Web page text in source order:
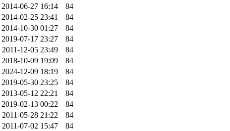
2014-06-27 16:14
84
2014-02-25 23:41
84
2014-10-30 01:27
84
2019-07-17 23:27
84
2011-12-05 23:49
84
2018-10-09 19:09
84
2024-12-09 18:19
84
2019-05-30 23:25
84
2013-05-12 22:21
84
2019-02-13 00:22
84
2011-05-28 21:22
84
2011-07-02 15:47
84